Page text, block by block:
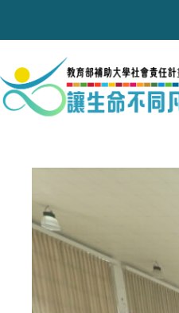
內
容